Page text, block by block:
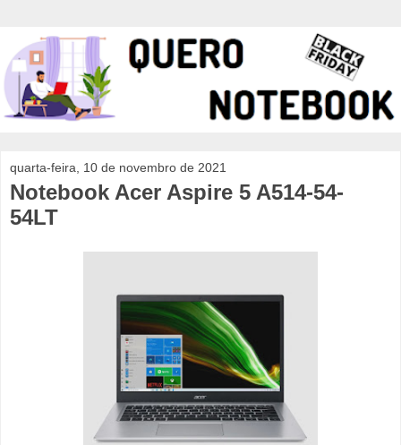
quarta-feira, 10 de novembro de 2021
Notebook Acer Aspire 5 A514-54-
54LT